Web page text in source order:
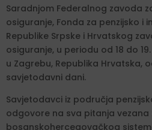
Saradnjom Federalnog zavoda
osiguranje, Fonda za penzijsko i
Republike Srpske i Hrvatskog
osiguranje, u periodu od 18 do
u Zagrebu, Republika Hrvatska,
savjetodavni dani.
Savjetodavci iz područja
odgovore na sva pitanja
bosanskohercegovačkog